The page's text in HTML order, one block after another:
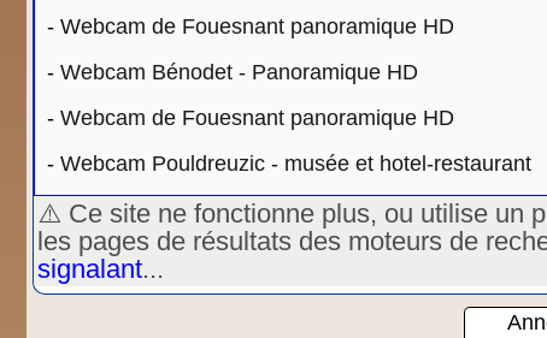
- Webcam de Fouesnant panoramique HD
- Webcam Bénodet - Panoramique HD
- Webcam de Fouesnant panoramique HD
- Webcam Pouldreuzic - musée et hotel-restaurant
⚠️ Ce site ne fonctionne plus, ou utilise un
les pages de résultats des moteurs de
signalant...